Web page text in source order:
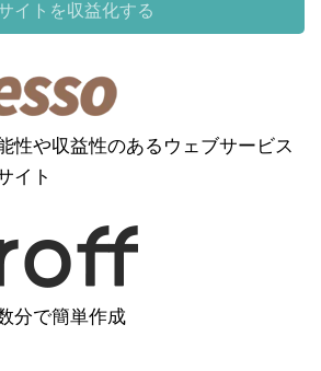
イトを収益化する
性や収益性のあるウェブサービス
イト
分で簡単作成